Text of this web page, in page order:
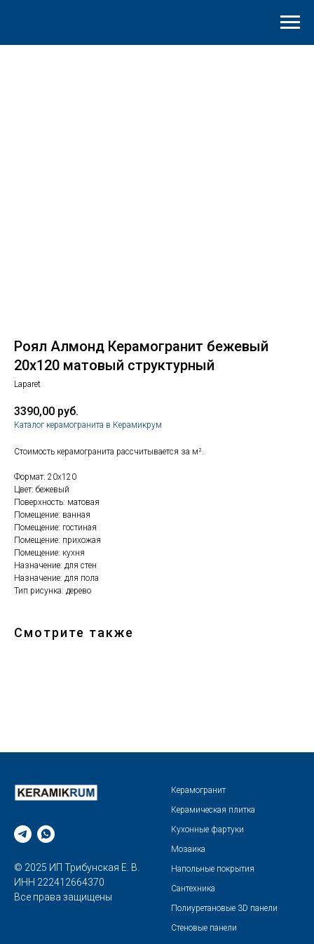
Роял Алмонд Керамогранит бежевый
20х120 матовый структурный
Laparet
3390,00 руб.
Каталог керамогранита в Керамикрум
Стоимость керамогранита рассчитывается за м².
Формат: 20x120
Цвет: бежевый
Поверхность: матовая
Помещение: ванная
Помещение: гостиная
Помещение: прихожая
Помещение: кухня
Назначение: для стен
Назначение: для пола
Тип рисунка: дерево
Смотрите также
© 2025 ИП Трибунская Е. В.
ИНН 222412664370
Все права защищены
Керамогранит
Керамическая плитка
Кухонные фартуки
Мозаика
Напольные покрытия
Сантехника
Полиуретановые 3D панели
Стеновые панели